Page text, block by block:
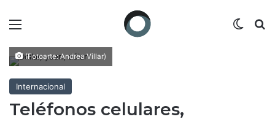
(Fotoarte: Andrea Villar)
Internacional
Teléfonos celulares,